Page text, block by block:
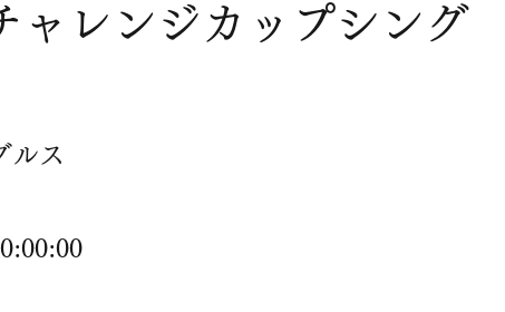
ャレンジカップシング
ルス